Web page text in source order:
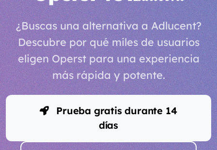
¿Buscas una alternativa a Adlucent?
Descubre por qué miles de usuarios
eligen Operst para una experiencia
más rápida y potente.
Prueba gratis durante 14
días